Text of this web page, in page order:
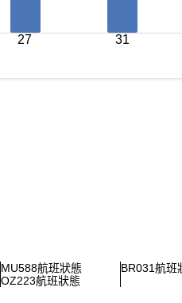
27 31
MU588航班狀態 BR031航班
OZ223航班狀態